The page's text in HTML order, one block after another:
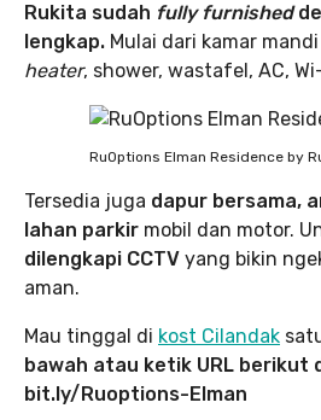
Rukita sudah fully furnished
lengkap. Mulai dari kamar
heater, shower, wastafel, AC,
RuOptions Elman Residence by
Tersedia juga dapur bersama,
lahan parkir mobil dan motor.
dilengkapi CCTV yang bikin
aman.
Mau tinggal di kost Cilandak
bawah atau ketik URL berikut
bit.ly/Ruoptions-Elman